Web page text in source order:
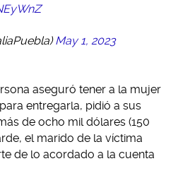
May 1, 2023
aseguró tener a la mujer
entregarla, pidió a sus
de ocho mil dólares (150
el marido de la víctima
de lo acordado a la cuenta